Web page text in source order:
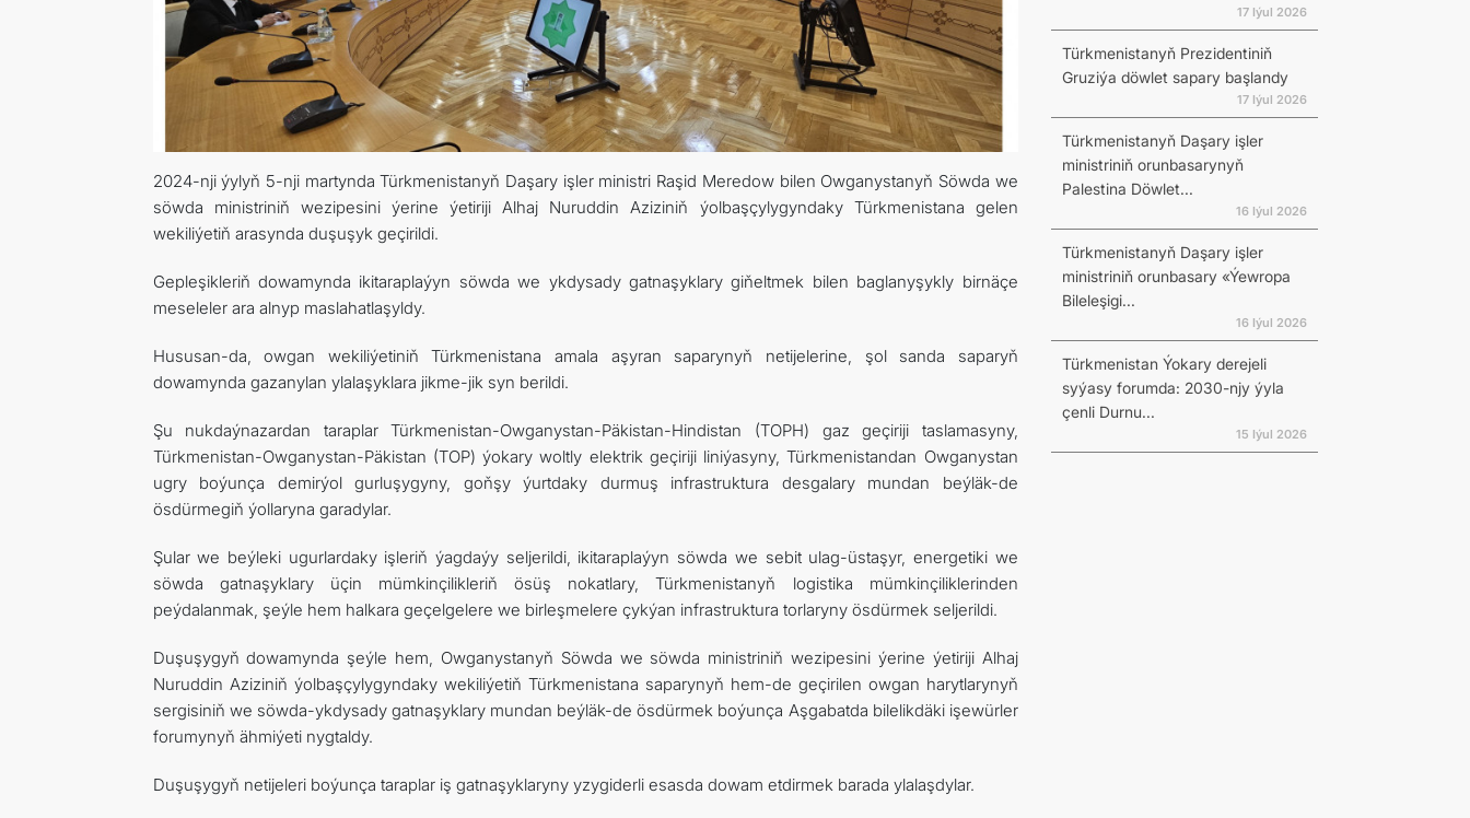
ARAGATNAŞYK
2024-nji ýylyň 5-nji martynda Türkmenistanyň Daşary işler ministri Raşid Meredow bilen Owganystanyň Söwda we
söwda ministriniň wezipesini ýerine ýetiriji Alhaj Nuruddin Aziziniň ýolbaşçylygyndaky Türkmenistana gelen
wekiliýetiň arasynda duşuşyk geçirildi.
Gepleşikleriň dowamynda ikitaraplaýyn söwda we ykdysady gatnaşyklary giňeltmek bilen baglanyşykly birnäçe
meseleler ara alnyp maslahatlaşyldy.
Hususan-da, owgan wekiliýetiniň Türkmenistana amala aşyran saparynyň netijelerine, şol sanda saparyň
dowamynda gazanylan ylalaşyklara jikme-jik syn berildi.
Şu nukdaýnazardan taraplar Türkmenistan-Owganystan-Päkistan-Hindistan (TOPH) gaz geçiriji taslamasyny,
Türkmenistan-Owganystan-Päkistan (TOP) ýokary woltly elektrik geçiriji liniýasyny, Türkmenistandan Owganystan
ugry boýunça demirýol gurluşygyny, goňşy ýurtdaky durmuş infrastruktura desgalary mundan beýläk-de
ösdürmegiň ýollaryna garadylar.
Şular we beýleki ugurlardaky işleriň ýagdaýy seljerildi, ikitaraplaýyn söwda we sebit ulag-üstaşyr, energetiki we
söwda gatnaşyklary üçin mümkinçilikleriň ösüş nokatlary, Türkmenistanyň logistika mümkinçiliklerinden
peýdalanmak, şeýle hem halkara geçelgelere we birleşmelere çykýan infrastruktura torlaryny ösdürmek seljerildi.
Duşuşygyň dowamynda şeýle hem, Owganystanyň Söwda we söwda ministriniň wezipesini ýerine ýetiriji Alhaj
Nuruddin Aziziniň ýolbaşçylygyndaky wekiliýetiň Türkmenistana saparynyň hem-de geçirilen owgan harytlarynyň
sergisiniň we söwda-ykdysady gatnaşyklary mundan beýläk-de ösdürmek boýunça Aşgabatda bilelikdäki işewürler
forumynyň ähmiýeti nygtaldy.
Duşuşygyň netijeleri boýunça taraplar iş gatnaşyklaryny yzygiderli esasda dowam etdirmek barada ylalaşdylar.
17 Iýul 2026
Türkmenistanyň Prezidentiniň
Gruziýa döwlet sapary başlandy
17 Iýul 2026
Türkmenistanyň Daşary işler
ministriniň orunbasarynyň
Palestina Döwlet...
16 Iýul 2026
Türkmenistanyň Daşary işler
ministriniň orunbasary «Ýewropa
Bileleşigi...
16 Iýul 2026
Türkmenistan Ýokary derejeli
syýasy forumda: 2030-njy ýyla
çenli Durnu...
15 Iýul 2026